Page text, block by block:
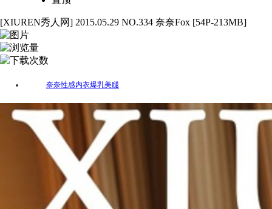
[XIUREN秀人网] 2015.05.29 NO.334 奈奈Fox [54P-213MB]
奈奈性感内衣爆乳美腿